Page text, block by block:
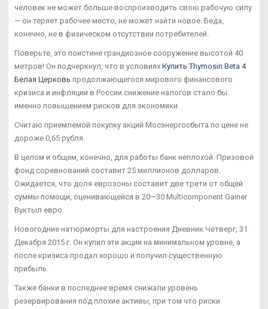
человек не может больше воспроизводить свою рабочую силу
— он теряет рабочее место, не может найти новое. Беда,
конечно, не в физическом отсутствии потребителей.
Поверьте, это поистине грандиозное сооружение высотой 40
метров! Он подчеркнул, что в условиях Купить Thymosin Beta 4
Белая Церковь продолжающегося мирового финансового
кризиса и инфляции в России снижение налогов стало бы
именно повышением рисков для экономики.
Считаю приемлемой покупку акций Мосэнергосбыта по цене не
дороже 0,65 рубля.
В целом и общем, конечно, для работы банк неплохой. Призовой
фонд соревнований составит 25 миллионов долларов.
Ожидается, что доля еврозоны составит две трети от общей
суммы помощи, оценивающейся в 20—30 Multicomponent Gainer
Вуктыл евро.
Новогодние натюрморты для настроения Дневник Четверг, 31
Декабря 2015 г. Он купил эти акции на минимальном уровне, а
после кризиса продал хорошо и получил существенную
прибыль.
Также банки в последнее время снижали уровень
резервирования под плохие активы, при том что риски